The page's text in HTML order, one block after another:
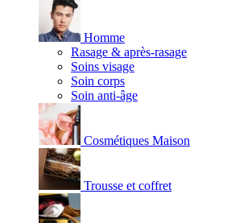
Homme
Rasage & après-rasage
Soins visage
Soin corps
Soin anti-âge
Cosmétiques Maison
Trousse et coffret